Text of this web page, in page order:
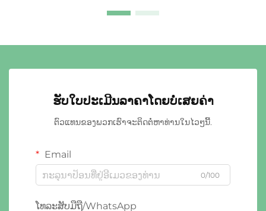
ຮັບໃບປະເມີນລາຄາໂດຍບໍ່ເສຍຄ່າ
ຕົວແທນຂອງພວກເຮົາຈະຕິດຕໍ່ຫາທ່ານໃນໄວໆນີ້.
Email
0/100
ໂທລະສັບມືຖື/WhatsApp